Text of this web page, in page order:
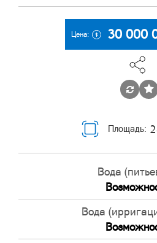
Цена: 30 000
Площадь:
Вода
Вода